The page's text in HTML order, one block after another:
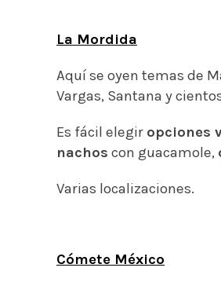
La Mordida
Aquí se oyen temas de
Vargas, Santana y
Es fácil elegir opciones
nachos con guacamole,
Varias localizaciones.
Cómete México